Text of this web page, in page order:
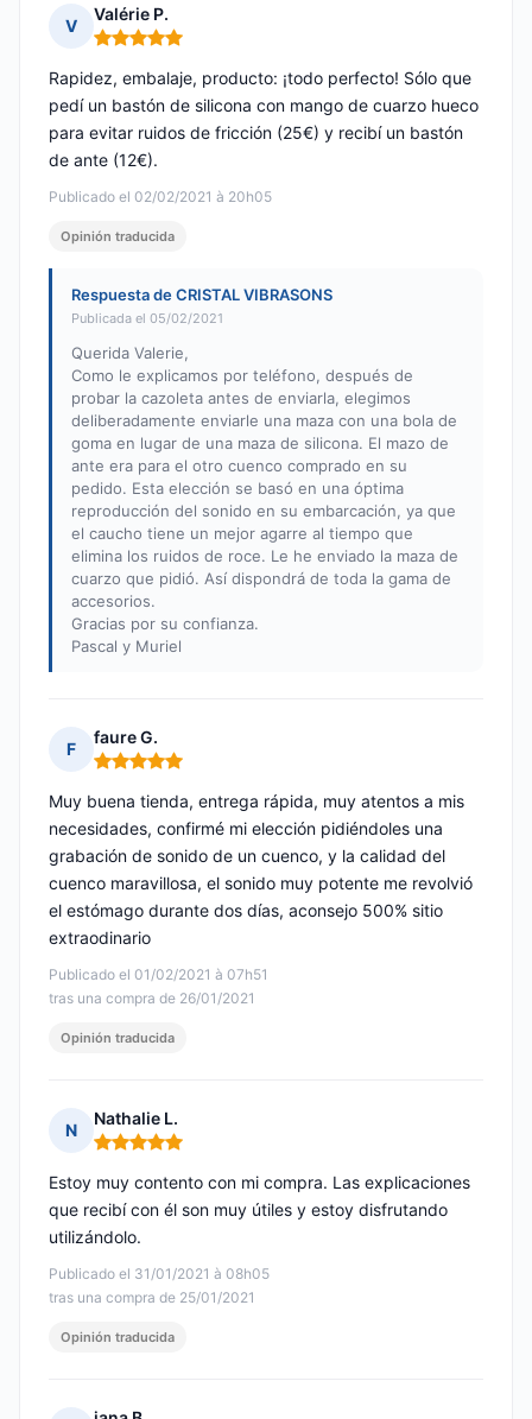
V
Valérie P.
Nota: 5 de 5
Publicado el 02/02/2021 à 20h05
Rapidez, embalaje, producto: ¡todo perfecto! Sólo que
pedí un bastón de silicona con mango de cuarzo hueco
para evitar ruidos de fricción (25€) y recibí un bastón
de ante (12€).
Opinión traducida
Respuesta de CRISTAL VIBRASONS
Publicada el 05/02/2021
Querida Valerie,
Como le explicamos por teléfono, después de
probar la cazoleta antes de enviarla, elegimos
deliberadamente enviarle una maza con una bola de
goma en lugar de una maza de silicona. El mazo de
ante era para el otro cuenco comprado en su
pedido. Esta elección se basó en una óptima
reproducción del sonido en su embarcación, ya que
el caucho tiene un mejor agarre al tiempo que
elimina los ruidos de roce. Le he enviado la maza de
cuarzo que pidió. Así dispondrá de toda la gama de
accesorios.
Gracias por su confianza.
Pascal y Muriel
F
faure G.
Nota: 5 de 5
Publicado el 01/02/2021 à 07h51
tras una compra de 26/01/2021
Muy buena tienda, entrega rápida, muy atentos a mis
necesidades, confirmé mi elección pidiéndoles una
grabación de sonido de un cuenco, y la calidad del
cuenco maravillosa, el sonido muy potente me revolvió
el estómago durante dos días, aconsejo 500% sitio
extraodinario
Opinión traducida
N
Nathalie L.
Nota: 5 de 5
Publicado el 31/01/2021 à 08h05
tras una compra de 25/01/2021
Estoy muy contento con mi compra. Las explicaciones
que recibí con él son muy útiles y estoy disfrutando
utilizándolo.
Opinión traducida